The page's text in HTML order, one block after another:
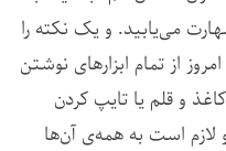
می‌یابید. و یک نکته را
از تمام ابزارهای نوشتن
و قلم یا تایپ کردن
لازم است به همه‌ی آن‌ها